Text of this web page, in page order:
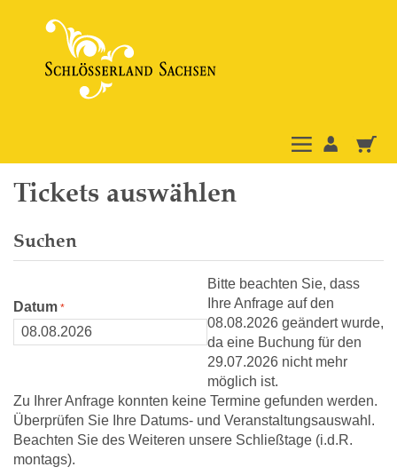
Tickets auswählen
Suchen
Datum
Bitte beachten Sie, dass
Ihre Anfrage auf den
08.08.2026 geändert wurde,
da eine Buchung für den
29.07.2026 nicht mehr
möglich ist.
Zu Ihrer Anfrage konnten keine Termine gefunden werden.
Überprüfen Sie Ihre Datums- und Veranstaltungsauswahl.
Beachten Sie des Weiteren unsere Schließtage (i.d.R.
montags).